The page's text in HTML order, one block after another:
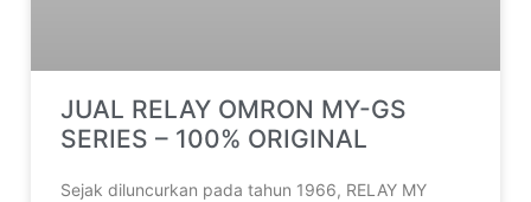
JUAL RELAY OMRON MY-GS
SERIES – 100% ORIGINAL
Sejak diluncurkan pada tahun 1966, RELAY MY